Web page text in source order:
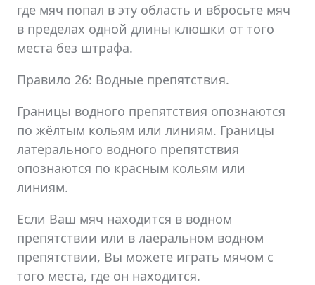
где мяч попал в эту область и вбросьте мяч
в пределах одной длины клюшки от того
места без штрафа.
Правило 26: Водные препятствия.
Границы водного препятствия опознаются
по жёлтым кольям или линиям. Границы
латерального водного препятствия
опознаются по красным кольям или
линиям.
Если Ваш мяч находится в водном
препятствии или в лаеральном водном
препятствии, Вы можете играть мячом с
того места, где он находится.